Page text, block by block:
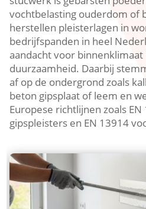
vochtbelasting ouderdom of
herstellen pleisterlagen in
bedrijfspanden in heel
aandacht voor binnenklimaat
duurzaamheid.​ Daarbij
af op de ondergrond zoals
beton gipsplaat of leem en
Europese richtlijnen zoals
gipspleisters en EN 13914